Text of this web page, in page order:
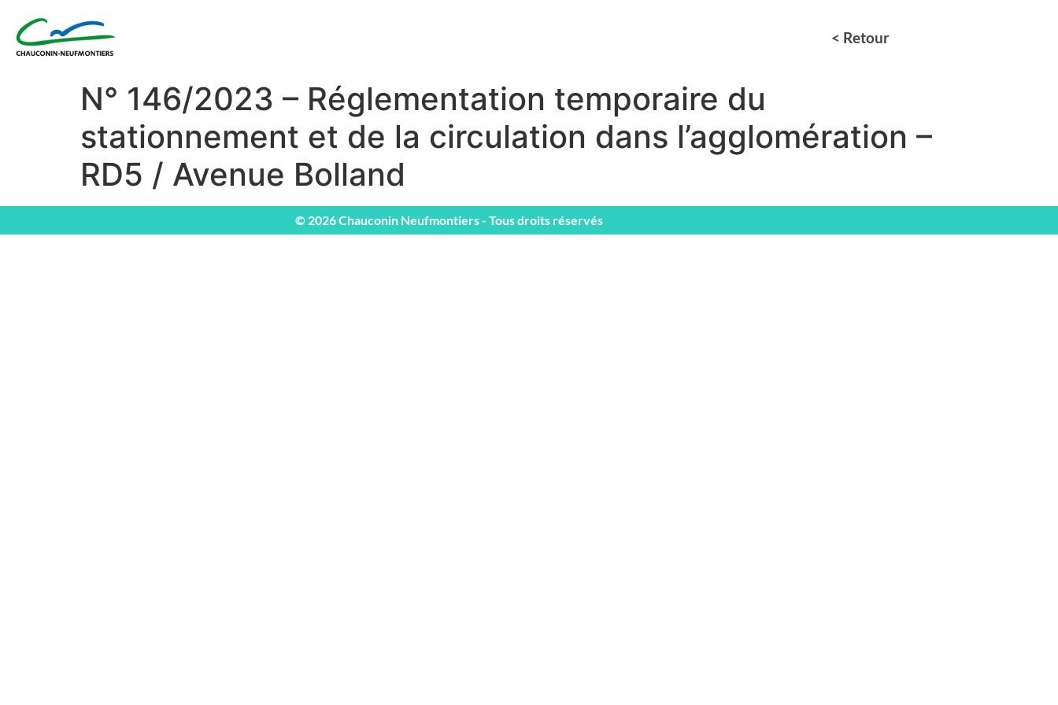
< Retour
N° 146/2023 – Réglementation temporaire du
stationnement et de la circulation dans l’agglomération –
RD5 / Avenue Bolland
© 2026 Chauconin Neufmontiers - Tous droits réservés